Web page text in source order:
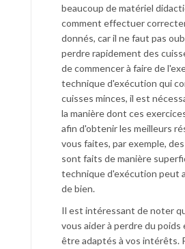
beaucoup de matériel
comment effectuer
donnés, car il ne faut pas
perdre rapidement des
de commencer à faire de
technique d'exécution qui
cuisses minces, il est
la manière dont ces
afin d'obtenir les meilleurs
vous faites, par exemple,
sont faits de manière
technique d'exécution peut
de bien.
Il est intéressant de noter
vous aider à perdre du
être adaptés à vos intérêts.